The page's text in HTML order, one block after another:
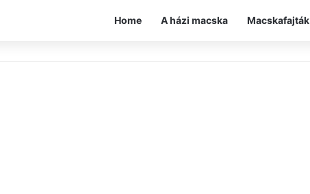
Home A házi macska Macskafajták